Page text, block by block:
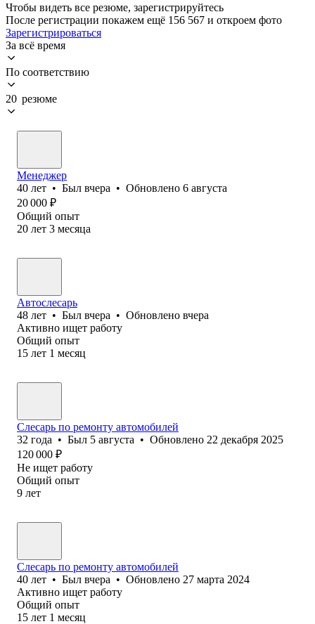
Чтобы видеть все резюме, зарегистрируйтесь
После регистрации покажем ещё 156 567 и откроем фото
Зарегистрироваться
За всё время
По соответствию
20 резюме
Менеджер
40 лет • Был вчера • Обновлено 6 августа
20 000 ₽
Общий опыт
20 лет 3 месяца
Автослесарь
48 лет • Был вчера • Обновлено вчера
Активно ищет работу
Общий опыт
15 лет 1 месяц
Слесарь по ремонту автомобилей
32 года • Был 5 августа • Обновлено 22 декабря 2025
120 000 ₽
Не ищет работу
Общий опыт
9 лет
Слесарь по ремонту автомобилей
40 лет • Был вчера • Обновлено 27 марта 2024
Активно ищет работу
Общий опыт
15 лет 1 месяц